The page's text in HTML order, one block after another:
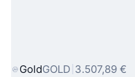
Beliebte
GoldGOLD 3.507,89 €